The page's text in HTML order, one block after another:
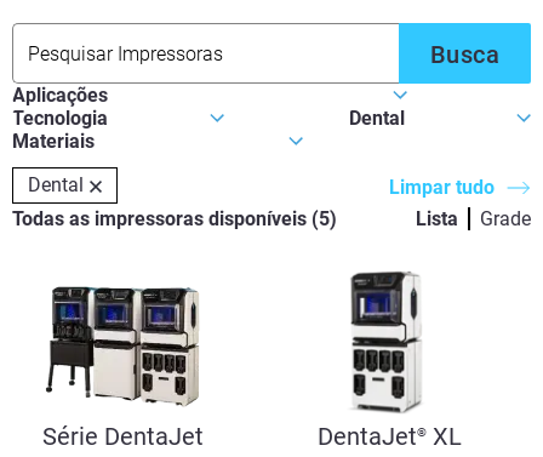
Busca
Todas as impressoras disponíveis (5)
Dental
Limpar tudo
Lista
Grade
Série DentaJet DentaJet®XL